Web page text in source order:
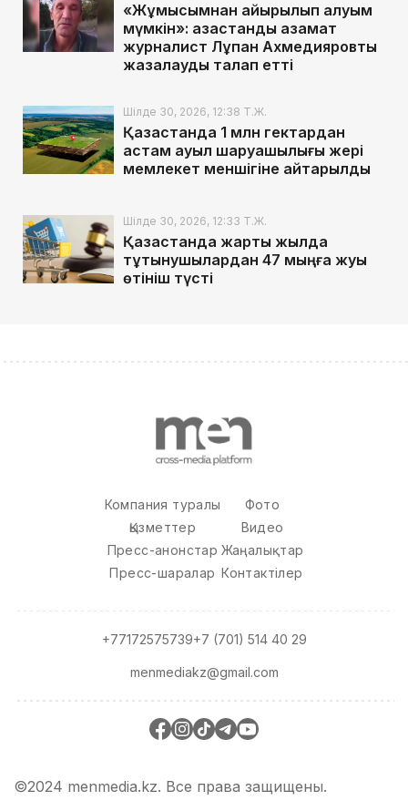
«Жұмысымнан айырылып қалуым
мүмкін»: қазақстандық азамат
журналист Лұқпан Ахмедияровты
жазалауды талап етті
Шілде 30, 2026, 12:38 Т.Ж.
Қазақстанда 1 млн гектардан
астам ауыл шаруашылығы жері
мемлекет меншігіне қайтарылды
Шілде 30, 2026, 12:33 Т.Ж.
Қазақстанда жарты жылда
тұтынушылардан 47 мыңға жуық
өтініш түсті
Компания туралы
Қызметтер
Пресс-анонстар
Пресс-шаралар
Фото
Видео
Жаңалықтар
Контактілер
menmediakz@gmail.com
+77172575739+7 (701) 514 40 29
©2024 menmedia.kz. Все права защищены.